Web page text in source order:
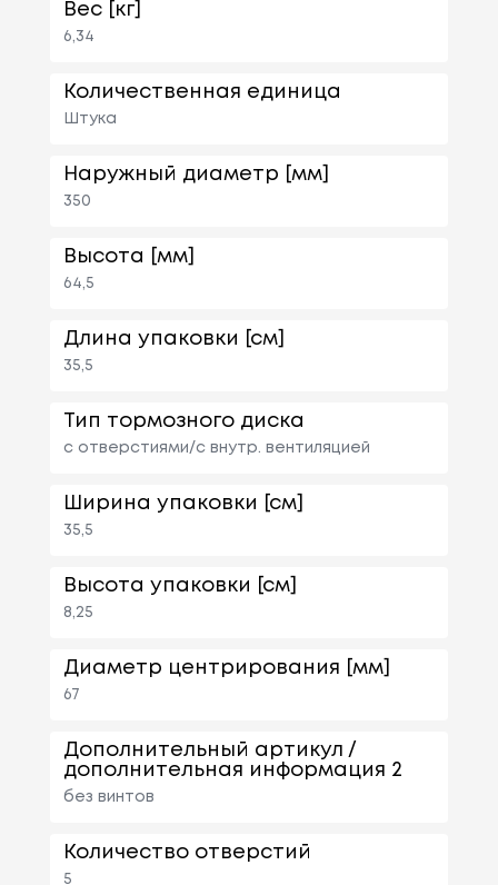
Вес [кг]
6,34
Количественная единица
Штука
Наружный диаметр [мм]
350
Высота [мм]
64,5
Длина упаковки [см]
35,5
Тип тормозного диска
с отверстиями/с внутр. вентиляцией
Ширина упаковки [см]
35,5
Высота упаковки [см]
8,25
Диаметр центрирования [мм]
67
Дополнительный артикул /
дополнительная информация 2
без винтов
Количество отверстий
5